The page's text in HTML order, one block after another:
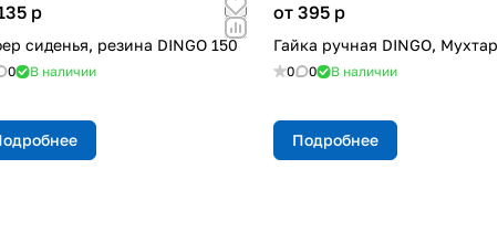
p
сиденья, резина DINGO 150
0 В наличии
от 395 p
Гайка ручная DINGO, Мухтар
0 0 В наличии
Подробнее